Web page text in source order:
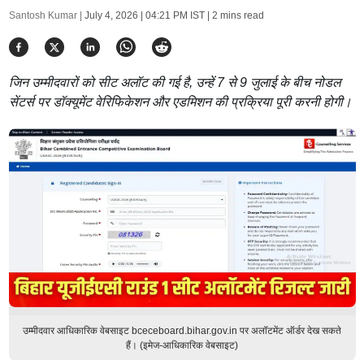
Santosh Kumar | July 4, 2026 | 04:21 PM IST| 2 mins read
जिन उम्मीदवारों को सीट अलॉट की गई है, उन्हें 7 से 9 जुलाई के बीच नोडल
सेंटर्स पर डॉक्यूमेंट वेरिफिकेशन और एडमिशन की प्रक्रिया पूरी करनी होगी।
उम्मीदवार आधिकारिक वेबसाइट bceceboard.bihar.gov.in पर अलॉटमेंट ऑर्डर देख सकते
हैं। (इमेज-आधिकारिक वेबसाइट)